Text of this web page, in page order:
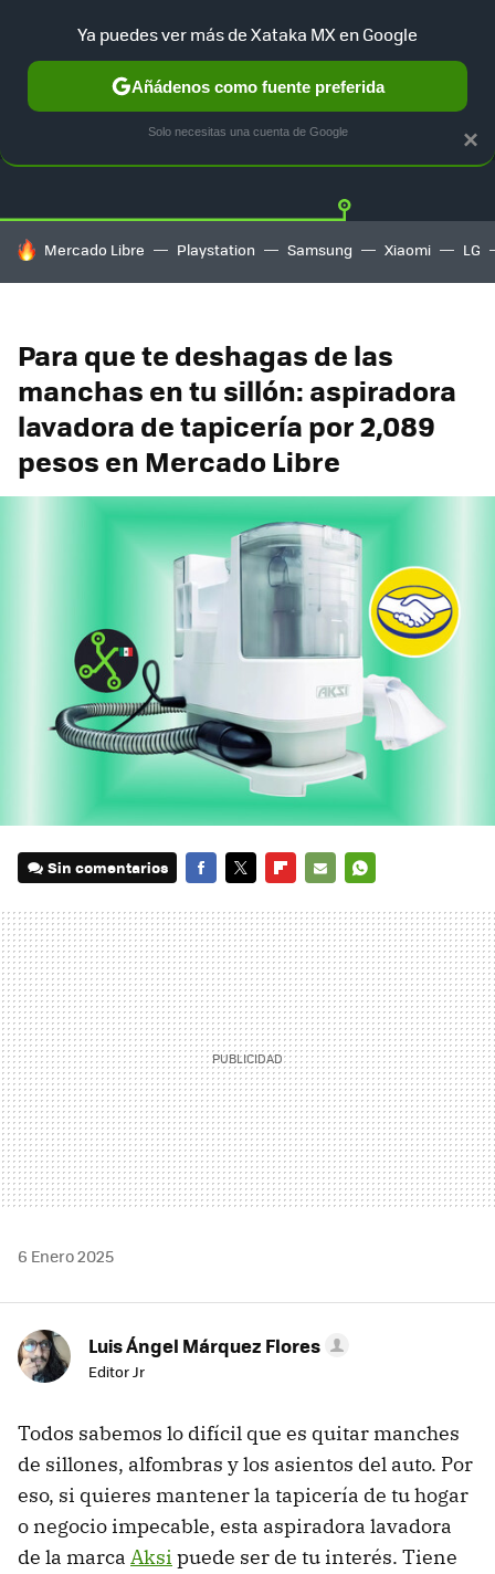
GUÍA DE COMPRAS MERCADO LIBRE
HOY SE HABLA DE
Mercado Libre Playstation Samsung Xiaomi LG
Para que te deshagas de las
manchas en tu sillón: aspiradora
lavadora de tapicería por 2,089
pesos en Mercado Libre
Sin comentarios
MAIL
6 Enero 2025
Luis Ángel Márquez Flores
Editor Jr
Todos sabemos lo difícil que es quitar manches
de sillones, alfombras y los asientos del auto. Por
eso, si quieres mantener la tapicería de tu hogar
o negocio impecable, esta aspiradora lavadora
de la marca Aksi puede ser de tu interés. Tiene
×
Ya puedes ver más de Xataka MX en Google
Añádenos como fuente preferida
Solo necesitas una cuenta de Google